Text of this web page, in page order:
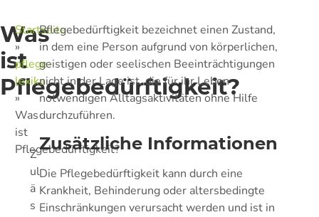
Was
ist
Pflegebedürftigkeit?
Startseite
»
pflege-
lexika
»
Was
ist
Pflegebedürftigkeit?
Z
ul
ä
s
Pflegebedürftigkeit bezeichnet einen Zustand,
in dem eine Person aufgrund von körperlichen,
geistigen oder seelischen Beeinträchtigungen
nicht in der Lage ist, die für ihr Leben
notwendigen Alltagsaktivitäten ohne Hilfe
durchzuführen.
Zusätzliche Informationen
Die Pflegebedürftigkeit kann durch eine
Krankheit, Behinderung oder altersbedingte
Einschränkungen verursacht werden und ist in